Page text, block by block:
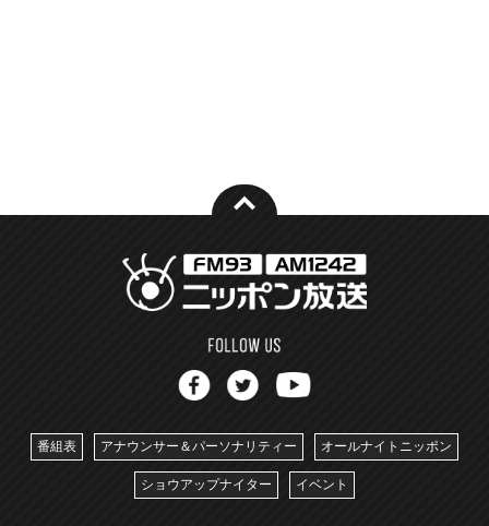
番組表 アナウンサー＆パーソナリティー オールナイトニッポン
ショウアップナイター イベント